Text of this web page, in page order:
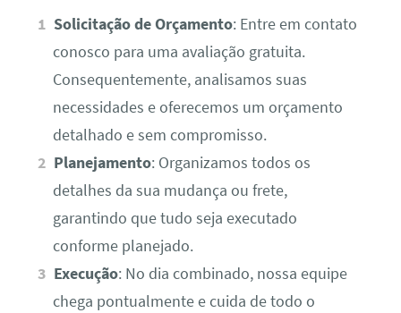
Solicitação de Orçamento: Entre em contato
conosco para uma avaliação gratuita.
Consequentemente, analisamos suas
necessidades e oferecemos um orçamento
detalhado e sem compromisso.
Planejamento: Organizamos todos os
detalhes da sua mudança ou frete,
garantindo que tudo seja executado
conforme planejado.
Execução: No dia combinado, nossa equipe
chega pontualmente e cuida de todo o